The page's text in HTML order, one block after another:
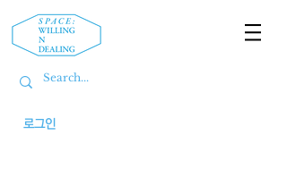
로그인